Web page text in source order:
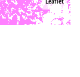
Leaflet